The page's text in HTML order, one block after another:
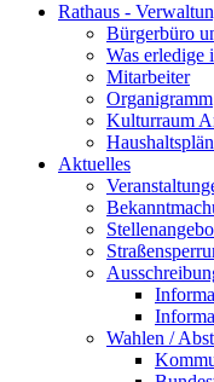
Rathaus -
Bürgerbüro
Was erledige
Mitarbeiter
Organigramm
Kulturraum
Aktuelles
Wahlen /